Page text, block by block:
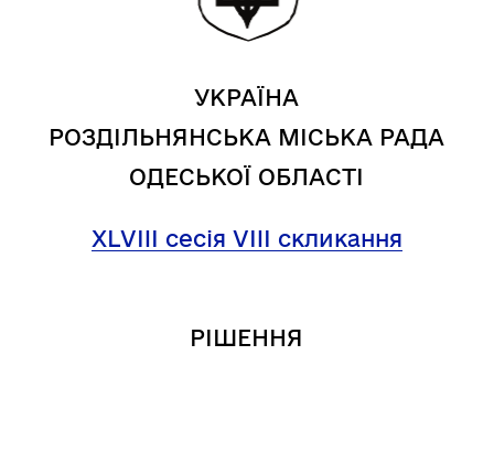
УКРАЇНА
РОЗДІЛЬНЯНСЬКА МІСЬКА РАДА
ОДЕСЬКОЇ ОБЛАСТІ
XLVIII сесія VIII скликання
РІШЕННЯ